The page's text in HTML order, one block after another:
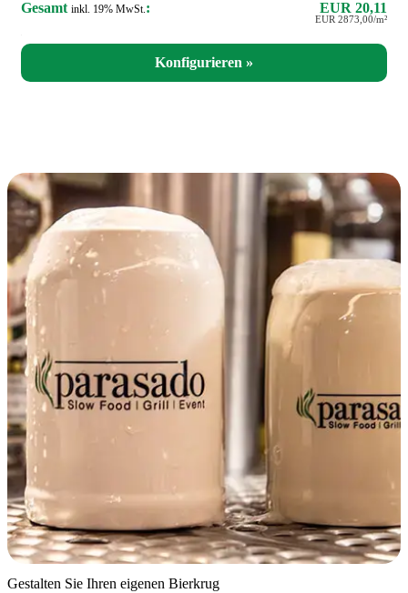
Gesamt inkl. 19% MwSt. : EUR 20,11
EUR 2873,00/m²
Gestalten Sie Ihren eigenen Bierkrug